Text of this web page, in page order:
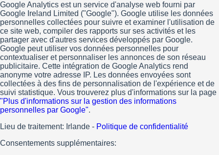
Google Analytics est un service d'analyse web fourni par
Google Ireland Limited ("Google"). Google utilise les données
personnelles collectées pour suivre et examiner l'utilisation de
ce site web, compiler des rapports sur ses activités et les
partager avec d'autres services développés par Google.
Google peut utiliser vos données personnelles pour
contextualiser et personnaliser les annonces de son réseau
publicitaire. Cette intégration de Google Analytics rend
anonyme votre adresse IP. Les données envoyées sont
collectées à des fins de personnalisation de l'expérience et de
suivi statistique. Vous trouverez plus d'informations sur la page
"Plus d'informations sur la gestion des informations
personnelles par Google".
Lieu de traitement: Irlande - Politique de confidentialité
Consentements supplémentaires: